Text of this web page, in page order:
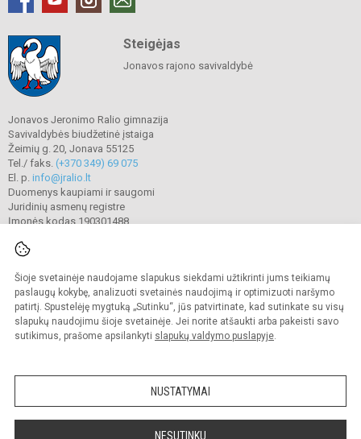
Šioje svetainėje naudojame slapukus siekdami užtikrinti jums teikiamų
paslaugų kokybę, analizuoti svetainės naudojimą ir optimizuoti naršymo
patirtį. Spustelėję mygtuką „Sutinku“, jūs patvirtinate, kad sutinkate su visų
slapukų naudojimu šioje svetainėje. Jei norite atšaukti arba pakeisti savo
sutikimus, prašome apsilankyti slapukų valdymo puslapyje.
NUSTATYMAI
NESUTINKU
Steigėjas
Jonavos rajono savivaldybė
Jonavos Jeronimo Ralio gimnazija
Savivaldybės biudžetinė įstaiga
Žeimių g. 20, Jonava 55125
Tel./ faks. (+370 349) 69 075
El. p. info@jralio.lt
Duomenys kaupiami ir saugomi
Juridinių asmenų registre
Įmonės kodas 190301488
© 2023. Jonavos Jeronimo Ralio gimnazija. Visos teisės saugomos.
Kopijuoti turinį be raštiško gimnazijos sutikimo griežtai draudžiama.
Prieinamumo paraiška Slapukų valdymas
Sumanus būdas atnaujinti